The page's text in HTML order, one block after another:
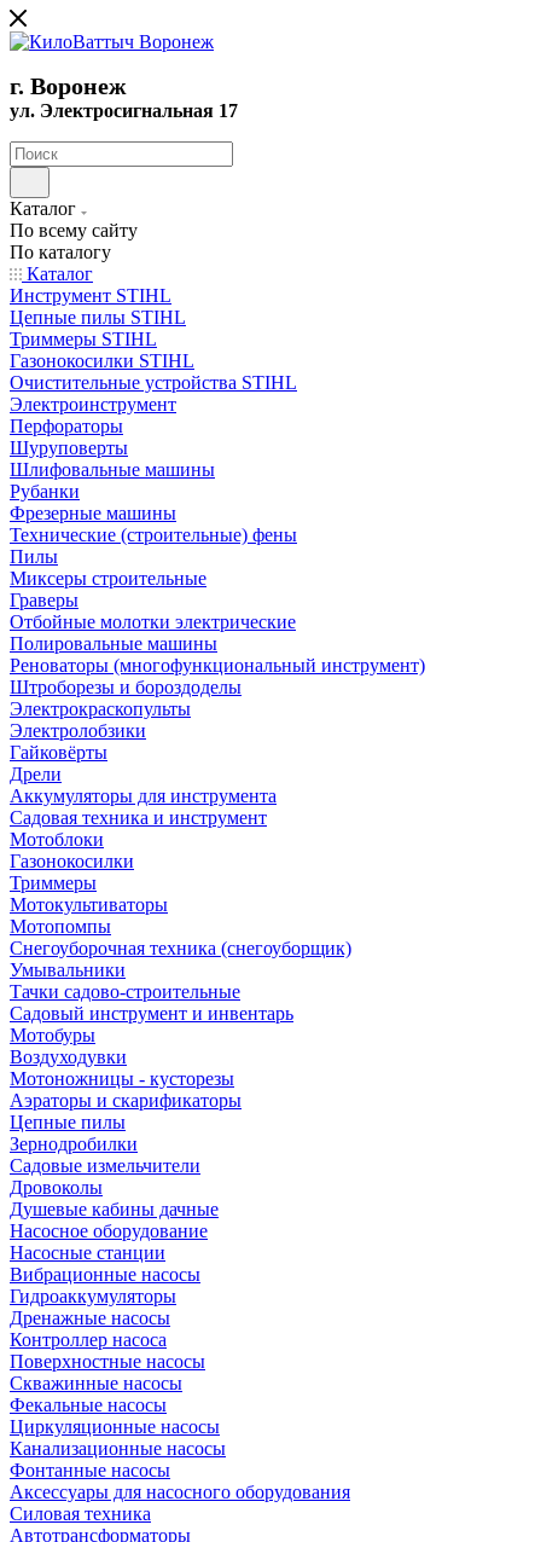
г. Воронеж
ул. Электросигнальная 17
Каталог
По всему сайту
По каталогу
Каталог
Инструмент STIHL
Цепные пилы STIHL
Триммеры STIHL
Газонокосилки STIHL
Очистительные устройства STIHL
Электроинструмент
Перфораторы
Шуруповерты
Шлифовальные машины
Рубанки
Фрезерные машины
Технические (строительные) фены
Пилы
Миксеры строительные
Граверы
Отбойные молотки электрические
Полировальные машины
Реноваторы (многофункциональный инструмент)
Штроборезы и бороздоделы
Электрокраскопульты
Электролобзики
Гайковёрты
Дрели
Аккумуляторы для инструмента
Садовая техника и инструмент
Мотоблоки
Газонокосилки
Триммеры
Мотокультиваторы
Мотопомпы
Снегоуборочная техника (снегоуборщик)
Умывальники
Тачки садово-строительные
Садовый инструмент и инвентарь
Мотобуры
Воздуходувки
Мотоножницы - кусторезы
Аэраторы и скарификаторы
Цепные пилы
Зернодробилки
Садовые измельчители
Дровоколы
Душевые кабины дачные
Насосное оборудование
Насосные станции
Вибрационные насосы
Гидроаккумуляторы
Дренажные насосы
Контроллер насоса
Поверхностные насосы
Скважинные насосы
Фекальные насосы
Циркуляционные насосы
Канализационные насосы
Фонтанные насосы
Аксессуары для насосного оборудования
Силовая техника
Автотрансформаторы